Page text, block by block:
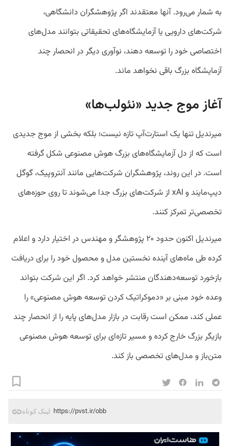
به شمار می‌رود. آنها معتقدند اگر پژوهشگران دانشگاهی،
شرکت‌های دارویی یا آزمایشگاه‌های تحقیقاتی بتوانند مدل‌های
اختصاصی خود را توسعه دهند، نوآوری دیگر در انحصار چند
آزمایشگاه بزرگ باقی نخواهد ماند.
آغاز موج جدید «نئولب‌ها»
میرندیل تنها یک استارت‌آپ تازه نیست؛ بلکه بخشی از موج جدیدی
است که از دل آزمایشگاه‌های بزرگ هوش مصنوعی شکل گرفته
است. در این روند، پژوهشگران شرکت‌هایی مانند آنتروپیک، گوگل
دیپ‌مایند و xAI از شرکت‌های بزرگ جدا می‌شوند تا روی حوزه‌های
تخصصی‌تر تمرکز کنند.
میرندیل اکنون حدود ۲۰ پژوهشگر و مهندس در اختیار دارد و اعلام
کرده طی ماه‌های آینده نخستین مدل و محصول خود را برای دریافت
بازخورد توسعه‌دهندگان منتشر خواهد کرد. اگر این شرکت بتواند
وعده خود مبنی بر «دموکراتیک کردن توسعه هوش مصنوعی» را
عملی کند، ممکن است رقابت در بازار مدل‌های پایه را از انحصار چند
بازیگر بزرگ خارج کرده و مسیر تازه‌ای برای توسعه هوش مصنوعی
متن‌باز و مدل‌های تخصصی باز کند.
لینک کوتاه https://pvst.ir/obb